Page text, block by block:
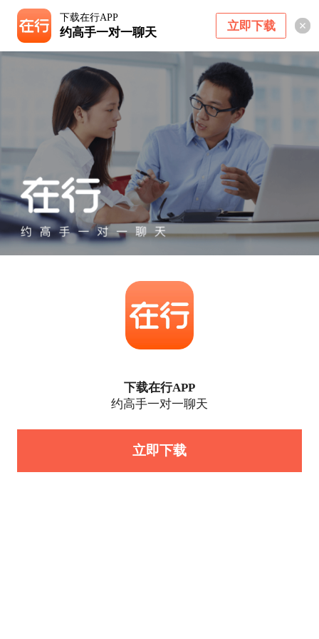
下载在行APP
约高手一对一聊天 立即下载
下载在行APP
约高手一对一聊天
立即下载